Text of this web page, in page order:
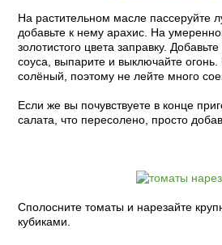
На растительном масле пассеруйте
добавьте к нему арахис. На
золотистого цвета заправку.
соуса, выпарите и выключайте
солёный, поэтому не лейте много
Если же вы почувствуете в конце
салата, что пересолено, просто
Сполосните томаты и нарезайте
кубиками.